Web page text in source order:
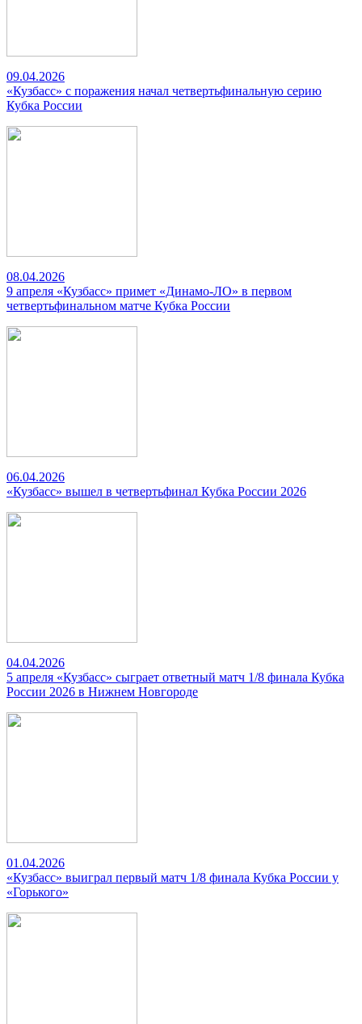
09.04.2026
«Кузбасс» с поражения начал четвертьфинальную серию
Кубка России
08.04.2026
9 апреля «Кузбасс» примет «Динамо-ЛО» в первом
четвертьфинальном матче Кубка России
06.04.2026
«Кузбасс» вышел в четвертьфинал Кубка России 2026
04.04.2026
5 апреля «Кузбасс» сыграет ответный матч 1/8 финала Кубка
России 2026 в Нижнем Новгороде
01.04.2026
«Кузбасс» выиграл первый матч 1/8 финала Кубка России у
«Горького»